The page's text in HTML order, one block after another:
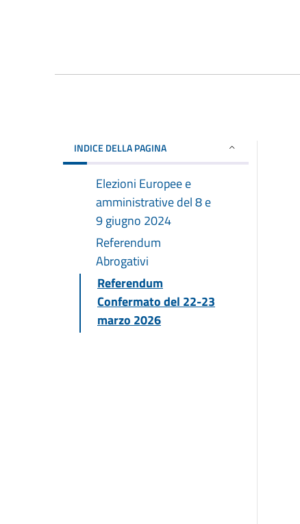
INDICE DELLA PAGINA
Elezioni Europee e
amministrative del 8 e
9 giugno 2024
Referendum
Abrogativi
Referendum
Confermato del 22-23
marzo 2026